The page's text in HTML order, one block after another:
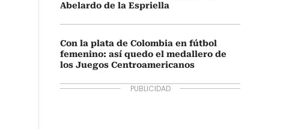
Abelardo de la Espriella
Con la plata de Colombia en fútbol
femenino: así quedo el medallero de
los Juegos Centroamericanos